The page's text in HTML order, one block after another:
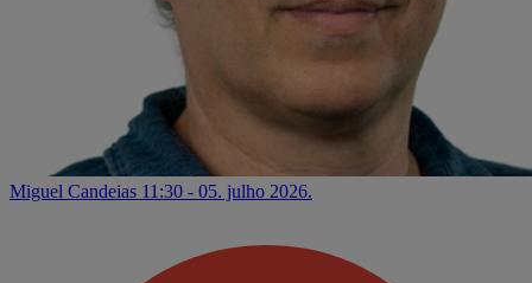
Miguel Candeias 11:30 - 05. julho 2026.